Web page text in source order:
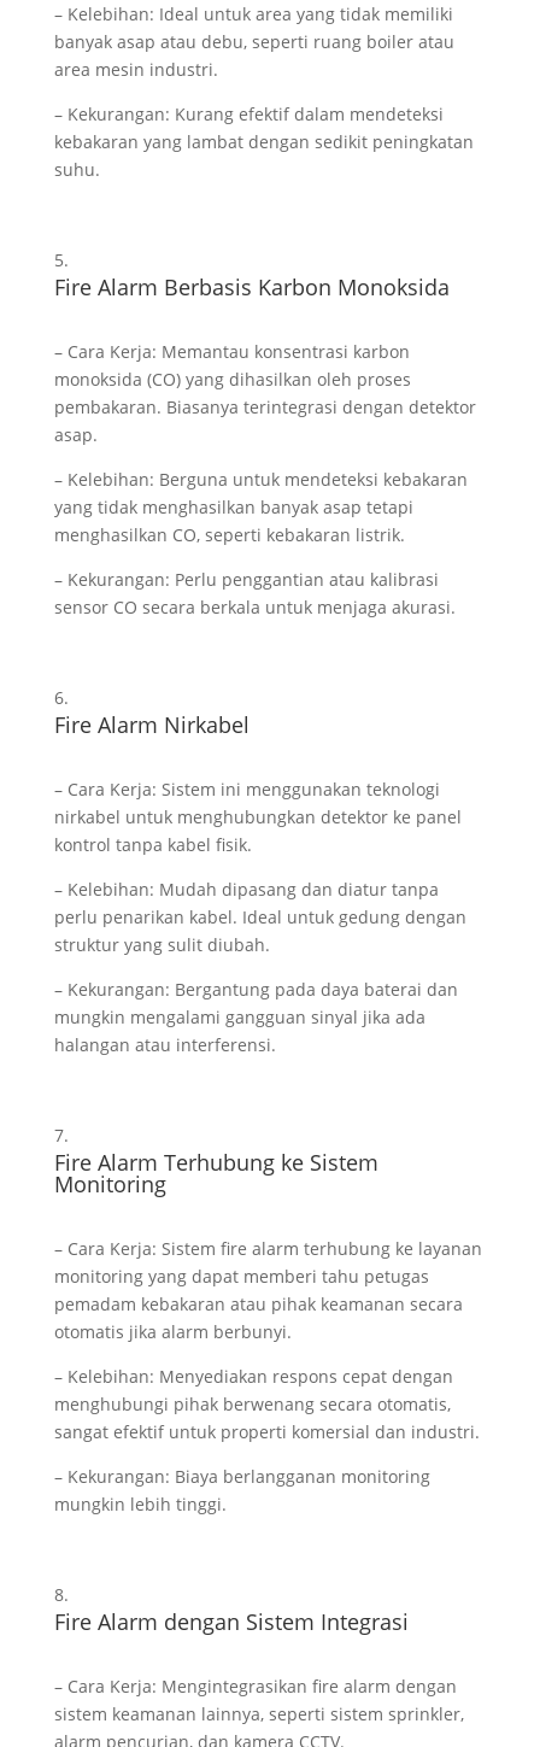
– Kelebihan: Ideal untuk area yang tidak memiliki
banyak asap atau debu, seperti ruang boiler atau
area mesin industri.
– Kekurangan: Kurang efektif dalam mendeteksi
kebakaran yang lambat dengan sedikit peningkatan
suhu.
Fire Alarm Berbasis Karbon Monoksida
– Cara Kerja: Memantau konsentrasi karbon
monoksida (CO) yang dihasilkan oleh proses
pembakaran. Biasanya terintegrasi dengan detektor
asap.
– Kelebihan: Berguna untuk mendeteksi kebakaran
yang tidak menghasilkan banyak asap tetapi
menghasilkan CO, seperti kebakaran listrik.
– Kekurangan: Perlu penggantian atau kalibrasi
sensor CO secara berkala untuk menjaga akurasi.
Fire Alarm Nirkabel
– Cara Kerja: Sistem ini menggunakan teknologi
nirkabel untuk menghubungkan detektor ke panel
kontrol tanpa kabel fisik.
– Kelebihan: Mudah dipasang dan diatur tanpa
perlu penarikan kabel. Ideal untuk gedung dengan
struktur yang sulit diubah.
– Kekurangan: Bergantung pada daya baterai dan
mungkin mengalami gangguan sinyal jika ada
halangan atau interferensi.
Fire Alarm Terhubung ke Sistem
Monitoring
– Cara Kerja: Sistem fire alarm terhubung ke layanan
monitoring yang dapat memberi tahu petugas
pemadam kebakaran atau pihak keamanan secara
otomatis jika alarm berbunyi.
– Kelebihan: Menyediakan respons cepat dengan
menghubungi pihak berwenang secara otomatis,
sangat efektif untuk properti komersial dan industri.
– Kekurangan: Biaya berlangganan monitoring
mungkin lebih tinggi.
Fire Alarm dengan Sistem Integrasi
– Cara Kerja: Mengintegrasikan fire alarm dengan
sistem keamanan lainnya, seperti sistem sprinkler,
alarm pencurian, dan kamera CCTV.